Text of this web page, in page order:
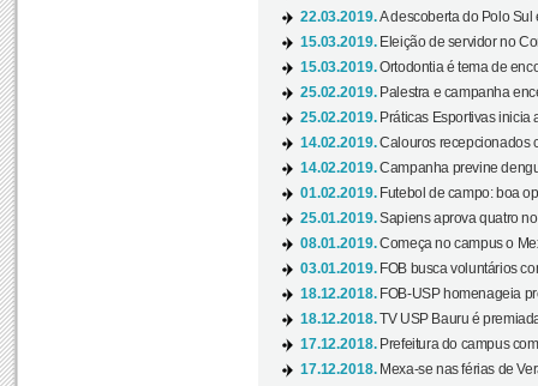
22.03.2019.A descoberta do Polo Sul
15.03.2019. Eleição de servidor no
15.03.2019.Ortodontia é tema de
25.02.2019. Palestra e campanha
25.02.2019. Práticas Esportivas inicia
14.02.2019.Calouros recepcionados
14.02.2019.Campanha previne
01.02.2019. Futebol de campo: boa
25.01.2019.Sapiens aprova quatro
08.01.2019.Começa no campus o
03.01.2019. FOB busca voluntários
18.12.2018. FOB-USP homenageia
18.12.2018.TV USP Bauru é
17.12.2018. Prefeitura do campus
17.12.2018. Mexa-se nas férias de